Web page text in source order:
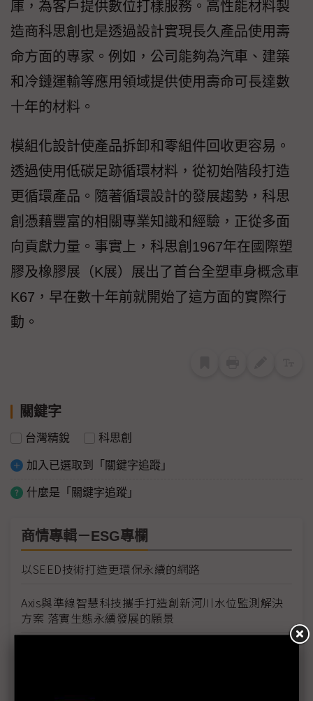
庫，為客戶提供數位打樣服務。高性能材料製
造商科思創也是透過設計實現長久產品使用壽
命方面的專家。例如，公司能夠為汽車、建築
和冷鏈運輸等應用領域提供使用壽命可長達數
十年的材料。
模組化設計使產品拆卸和零組件回收更容易。
透過使用低碳足跡循環材料，從初始階段打造
更循環產品。隨著循環設計的發展趨勢，科思
創憑藉豐富的相關專業知識和經驗，正從多面
向貢獻力量。事實上，科思創1967年在國際塑
膠及橡膠展（K展）展出了首台全塑車身概念車
K67，早在數十年前就開始了這方面的實際行
動。
關鍵字
台灣精銳 科思創
加入已選取到「關鍵字追蹤」
什麼是「關鍵字追蹤」
商情專輯－ESG專欄
以SEED技術打造更環保永續的網路
Axis與準線智慧科技攜手打造創新河川水位監測解決
方案 落實生態永續發展的願景